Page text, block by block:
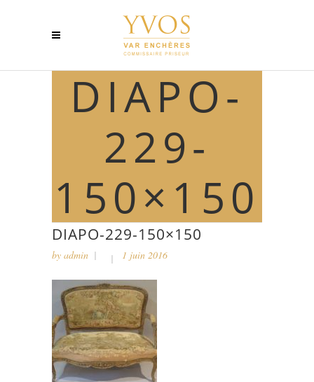
DIAPO-
229-
150×150
DIAPO-229-150×150
by admin 1 juin 2016